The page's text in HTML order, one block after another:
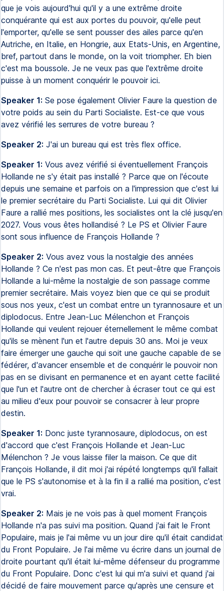
que je vois aujourd'hui qu'il y a une extrême droite
conquérante qui est aux portes du pouvoir, qu'elle peut
l'emporter, qu'elle se sent pousser des ailes parce qu'en
Autriche, en Italie, en Hongrie, aux Etats-Unis, en Argentine,
bref, partout dans le monde, on la voit triompher. Eh bien
c'est ma boussole. Je ne veux pas que l'extrême droite
puisse à un moment conquérir le pouvoir ici.
Speaker 1: Se pose également Olivier Faure la question de
votre poids au sein du Parti Socialiste. Est-ce que vous
avez vérifié les serrures de votre bureau ?
Speaker 2: J'ai un bureau qui est très flex office.
Speaker 1: Vous avez vérifié si éventuellement François
Hollande ne s'y était pas installé ? Parce que on l'écoute
depuis une semaine et parfois on a l'impression que c'est lui
le premier secrétaire du Parti Socialiste. Lui qui dit Olivier
Faure a rallié mes positions, les socialistes ont la clé jusqu'en
2027. Vous vous êtes hollandisé ? Le PS et Olivier Faure
sont sous influence de François Hollande ?
Speaker 2: Vous avez vous la nostalgie des années
Hollande ? Ce n'est pas mon cas. Et peut-être que François
Hollande a lui-même la nostalgie de son passage comme
premier secrétaire. Mais voyez bien que ce qui se produit
sous nos yeux, c'est un combat entre un tyrannosaure et un
diplodocus. Entre Jean-Luc Mélenchon et François
Hollande qui veulent rejouer éternellement le même combat
qu'ils se mènent l'un et l'autre depuis 30 ans. Moi je veux
faire émerger une gauche qui soit une gauche capable de se
fédérer, d'avancer ensemble et de conquérir le pouvoir non
pas en se divisant en permanence et en ayant cette facilité
que l'un et l'autre ont de chercher à écraser tout ce qui est
au milieu d'eux pour pouvoir se consacrer à leur propre
destin.
Speaker 1: Donc juste tyrannosaure, diplodocus, on est
d'accord que c'est François Hollande et Jean-Luc
Mélenchon ? Je vous laisse filer la maison. Ce que dit
François Hollande, il dit moi j'ai répété longtemps qu'il fallait
que le PS s'autonomise et à la fin il a rallié ma position, c'est
vrai.
Speaker 2: Mais je ne vois pas à quel moment François
Hollande n'a pas suivi ma position. Quand j'ai fait le Front
Populaire, mais je l'ai même vu un jour dire qu'il était candidat
du Front Populaire. Je l'ai même vu écrire dans un journal de
droite pourtant qu'il était lui-même défenseur du programme
du Front Populaire. Donc c'est lui qui m'a suivi et quand j'ai
décidé de faire mouvement parce qu'après une censure et